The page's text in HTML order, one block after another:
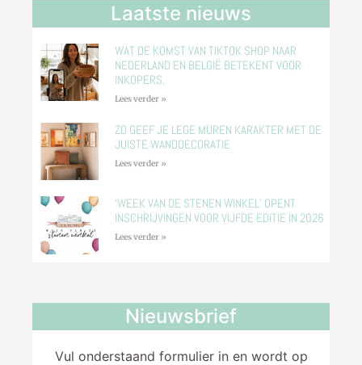
Laatste nieuws
WAT DE KOMST VAN TIKTOK SHOP NAAR
NEDERLAND EN BELGIË BETEKENT VOOR
INKOPERS.
Lees verder »
ZO GEEF JE LEGE MUREN KARAKTER MET DE
JUISTE WANDDECORATIE
Lees verder »
‘WEEK VAN DE STENEN WINKEL’ OPENT
INSCHRIJVINGEN VOOR VIJFDE EDITIE IN 2026
Lees verder »
Nieuwsbrief
Vul onderstaand formulier in en wordt op